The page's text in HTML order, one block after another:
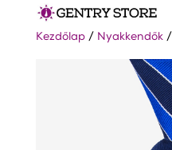
Kezdőlap/ Nyakkendők/